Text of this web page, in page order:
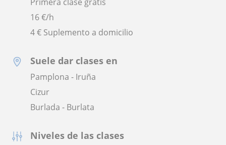
16€/h
4 € Suplemento a domicilio
Suele dar clases en
Pamplona - Iruña
Cizur
Burlada - Burlata
Niveles de las clases